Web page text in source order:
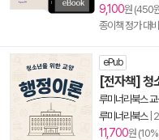
9,100원 (450
종이책 정가 대비
ePub
[전자책] 청
루미너리북스
루미너리북스|
11,700원